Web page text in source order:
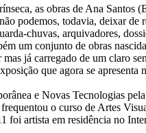
as obras de Ana Santos
podemos, todavia, deixar
chuvas, arquivadores,
um conjunto de obras
já carregado de um claro
que agora se apresenta
e Novas Tecnologias
o curso de Artes
artista em residência no